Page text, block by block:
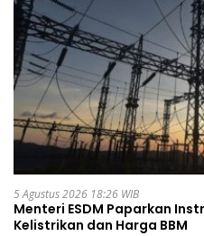
5 Agustus 2026 18:26 WIB
Menteri ESDM Paparkan
Kelistrikan dan Harga BBM